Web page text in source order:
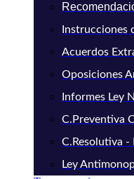
Instrucciones
Acuerdos
Oposiciones
Informes Ley
C.Preventiva
C.Resolutiva -
Ley